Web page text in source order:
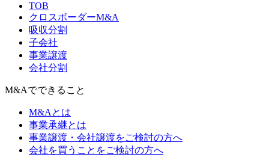
TOB
クロスボーダーM&A
吸収分割
子会社
事業譲渡
会社分割
M&Aでできること
M&Aとは
事業承継とは
事業譲渡・会社譲渡をご検討の方へ
会社を買うことをご検討の方へ